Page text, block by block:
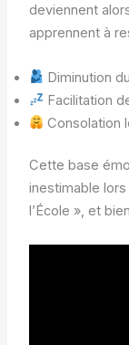
deviennent
apprennent à
Diminution
Facilitation
Consolation
Cette base
inestimable
l’École », et